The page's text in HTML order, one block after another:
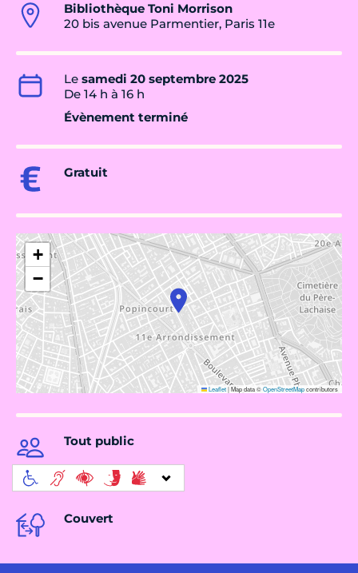
Bibliothèque Toni Morrison
20 bis avenue Parmentier, Paris 11e
Le samedi 20 septembre 2025
De 14 h à 16 h
Évènement terminé
Gratuit
+
−
Leaflet|Map data ©OpenStreetMapcontributors
Tout public
Couvert